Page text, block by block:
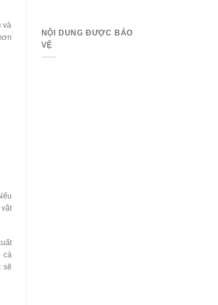
và
cá
sẽ
NỘI DUNG ĐƯỢC BẢO
VỆ